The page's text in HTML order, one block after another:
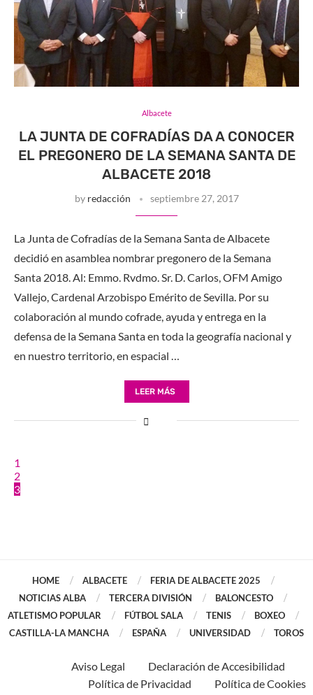
Albacete
LA JUNTA DE COFRADÍAS DA A CONOCER
EL PREGONERO DE LA SEMANA SANTA DE
ALBACETE 2018
by redacción septiembre 27, 2017
La Junta de Cofradías de la Semana Santa de Albacete
decidió en asamblea nombrar pregonero de la Semana
Santa 2018. Al: Emmo. Rvdmo. Sr. D. Carlos, OFM Amigo
Vallejo, Cardenal Arzobispo Emérito de Sevilla. Por su
colaboración al mundo cofrade, ayuda y entrega en la
defensa de la Semana Santa en toda la geografía nacional y
en nuestro territorio, en espacial …
LEER MÁS
1
2
3
HOME ALBACETE
FERIA DE ALBACETE 2025
NOTICIAS ALBA
TERCERA DIVISIÓN
BALONCESTO
ATLETISMO POPULAR
FÚTBOL SALA TENIS
BOXEO
CASTILLA-LA MANCHA
ESPAÑA UNIVERSIDAD TOROS
Aviso Legal
Declaración de Accesibilidad
Política de Privacidad
Política de Cookies